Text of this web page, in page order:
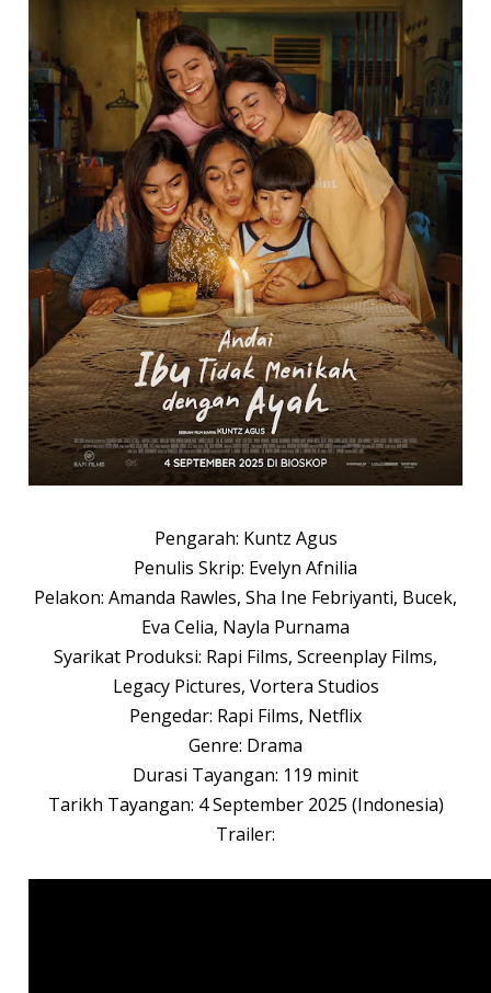
Pengarah: Kuntz Agus
Penulis Skrip: Evelyn Afnilia
Pelakon: Amanda Rawles, Sha Ine Febriyanti, Bucek,
Eva Celia, Nayla Purnama
Syarikat Produksi: Rapi Films, Screenplay Films,
Legacy Pictures, Vortera Studios
Pengedar: Rapi Films, Netflix
Genre: Drama
Durasi Tayangan: 119 minit
Tarikh Tayangan: 4 September 2025 (Indonesia)
Trailer: